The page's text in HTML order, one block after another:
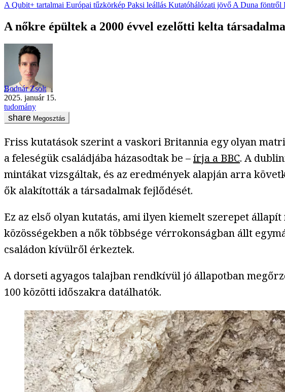
A Qubit+ tartalmai Európai tűzkörkép Paksi leállás Kutatóhálózati jövő A Duna föntről
A nőkre épültek a 2000 évvel ezelőtti kelta
Bodnár Zsolt
2025. január 15.
tudomány
Megosztás
Friss kutatások szerint a vaskori Britannia egy olyan
a feleségük családjába házasodtak be –írja a BBC. A
mintákat vizsgáltak, és az eredmények alapján arra
ők alakították a társadalmak fejlődését.
Ez az első olyan kutatás, ami ilyen kiemelt szerepet
közösségekben a nők többsége vérrokonságban állt
családon kívülről érkeztek.
A dorseti agyagos talajban rendkívül jó állapotban
100 közötti időszakra datálhatók.